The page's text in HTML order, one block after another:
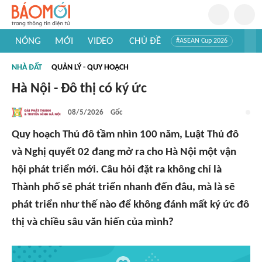
NÓNG MỚI VIDEO CHỦ ĐỀ #ASEAN Cup 2026
#Khám phá thế giới
NHÀ ĐẤT QUẢN LÝ - QUY HOẠCH
Hà Nội - Đô thị có ký ức
08/5/2026 Gốc
Quy hoạch Thủ đô tầm nhìn 100 năm, Luật Thủ đô
và Nghị quyết 02 đang mở ra cho Hà Nội một vận
hội phát triển mới. Câu hỏi đặt ra không chỉ là
Thành phố sẽ phát triển nhanh đến đâu, mà là sẽ
phát triển như thế nào để không đánh mất ký ức đô
thị và chiều sâu văn hiến của mình?